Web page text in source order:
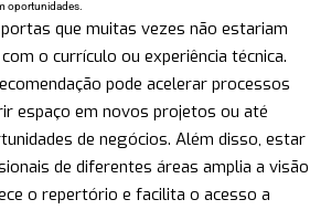
oportunidades.
que muitas vezes não estariam
o currículo ou experiência técnica.
pode acelerar processos
espaço em novos projetos ou até
de negócios. Além disso, estar
de diferentes áreas amplia a visão
o repertório e facilita o acesso a